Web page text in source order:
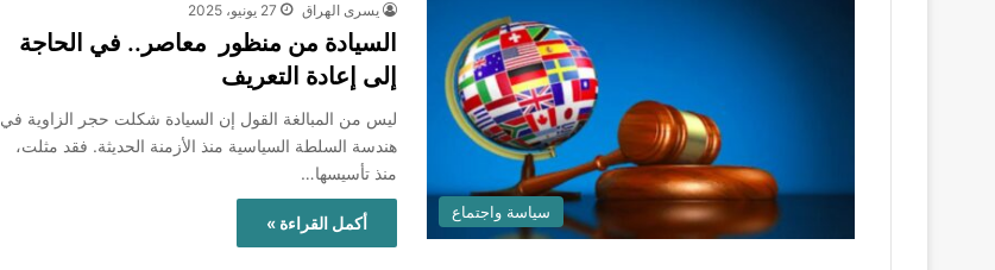
سياسة واجتماع
يسرى الهراق 27 يونيو، 2025
السيادة من منظور معاصر.. في الحاجة
إلى إعادة التعريف
ليس من المبالغة القول إن السيادة شكلت حجر الزاوية في
هندسة السلطة السياسية منذ الأزمنة الحديثة. فقد مثلت،
منذ تأسيسها…
أكمل القراءة »